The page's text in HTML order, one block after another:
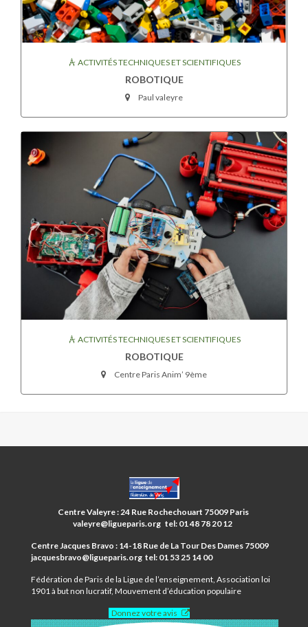
ACTIVITÉS TECHNIQUES ET SCIENTIFIQUES
ROBOTIQUE
Paul valeyre
ACTIVITÉS TECHNIQUES ET SCIENTIFIQUES
ROBOTIQUE
Centre Paris Anim’ 9ème
CENTRES
PARIS
ANIM’
9ÈME
Centre Valeyre : 24 Rue Rochechouart 75009 Paris
valeyre@ligueparis.org tel: 01 48 78 20 12
Centre Jacques Bravo : 14-18 Rue de La Tour Des Dames 75009
jacquesbravo@ligueparis.org tel: 01 53 25 14 00
Fédération de Paris de la Ligue de l’enseignement, Association loi
1901 à but non lucratif, Mouvement d’éducation populaire
Donnez votre avis